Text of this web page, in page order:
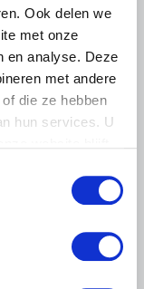
Ook delen we
met onze
en analyse. Deze
met andere
die ze hebben
hun services. U